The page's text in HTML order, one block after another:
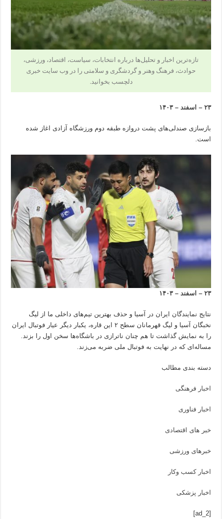
تازه‌ترین اخبار و تحلیل‌ها درباره انتخابات، سیاست، اقتصاد، ورزشی،
حوادث، فرهنگ وهنر و گردشگری و سلامتی را در وب سایت خبری
دلچسب بخوانید.
۲۳ – اسفند – ۱۴۰۳
بازسازی صندلی‌های پشت دروازه طبقه دوم ورزشگاه آزادی اغاز شده
است.
۲۳ – اسفند – ۱۴۰۳
نتایج نمایندگان ایران در آسیا و حذف بهترین تیم‌های داخلی ما از لیگ
نخبگان آسیا و لیگ قهرمانان سطح ۲ این قاره، یکبار دیگر عیار فوتبال ایران
را به نمایش گذاشت تا هم چنان ناترازی در باشگاه‌ها سخن اول را بزند.
مساله‌ای که در نهایت به فوتبال ملی ضربه می‌زند.
دسته بندی مطالب
اخبار فرهنگی
اخبار فناوری
خبر های اقتصادی
خبرهای ورزشی
اخبار کسب وکار
اخبار پزشکی
[ad_2]